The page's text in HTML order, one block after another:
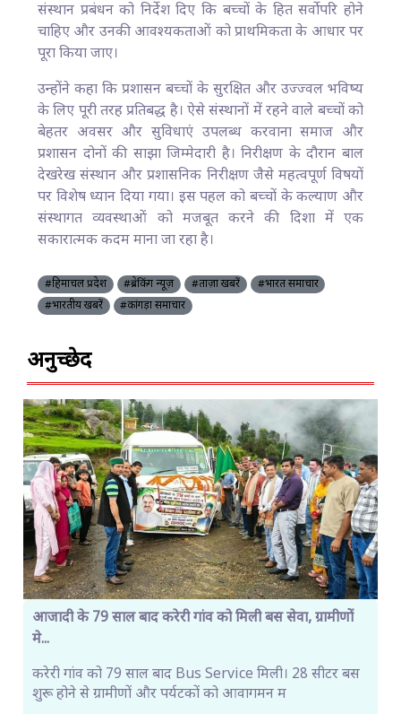
संस्थान प्रबंधन को निर्देश दिए कि बच्चों के हित सर्वोपरि होने
चाहिए और उनकी आवश्यकताओं को प्राथमिकता के आधार पर
पूरा किया जाए।
उन्होंने कहा कि प्रशासन बच्चों के सुरक्षित और उज्ज्वल भविष्य
के लिए पूरी तरह प्रतिबद्ध है। ऐसे संस्थानों में रहने वाले बच्चों को
बेहतर अवसर और सुविधाएं उपलब्ध करवाना समाज और
प्रशासन दोनों की साझा जिम्मेदारी है। निरीक्षण के दौरान बाल
देखरेख संस्थान और प्रशासनिक निरीक्षण जैसे महत्वपूर्ण विषयों
पर विशेष ध्यान दिया गया। इस पहल को बच्चों के कल्याण और
संस्थागत व्यवस्थाओं को मजबूत करने की दिशा में एक
सकारात्मक कदम माना जा रहा है।
#हिमाचल प्रदेश #ब्रेकिंग न्यूज़ #ताज़ा खबरें
#भारत समाचार
#भारतीय खबरें
#कांगड़ा समाचार
अनुच्छेद
आजादी के 79 साल बाद करेरी गांव को मिली बस सेवा, ग्रामीणों
मे...
करेरी गांव को 79 साल बाद Bus Service मिली। 28 सीटर बस
शुरू होने से ग्रामीणों और पर्यटकों को आवागमन म